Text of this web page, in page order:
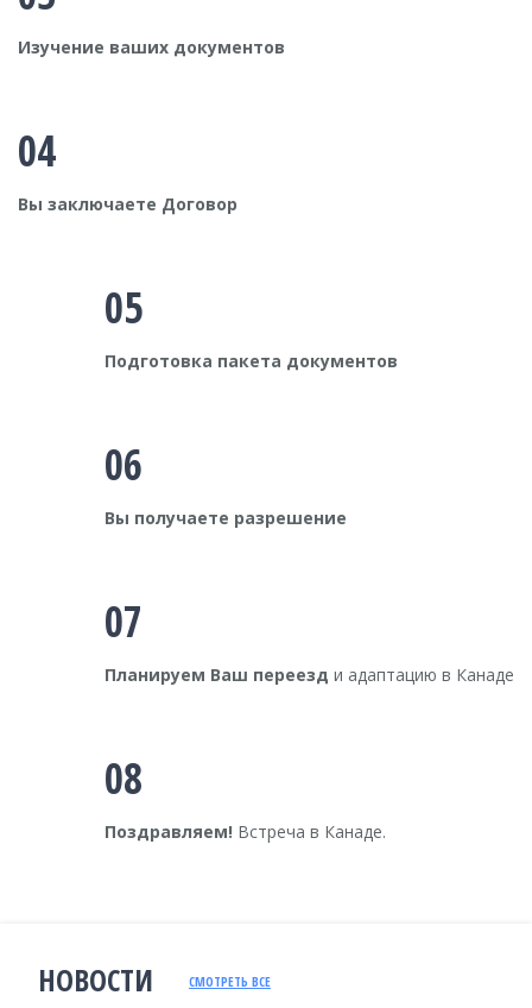
Изучение ваших документов
04
Вы заключаете Договор
05
Подготовка пакета документов
06
Вы получаете разрешение
07
Планируем Ваш переезд и адаптацию в Канаде
08
Поздравляем! Встреча в Канаде.
НОВОСТИ СМОТРЕТЬ ВСЕ